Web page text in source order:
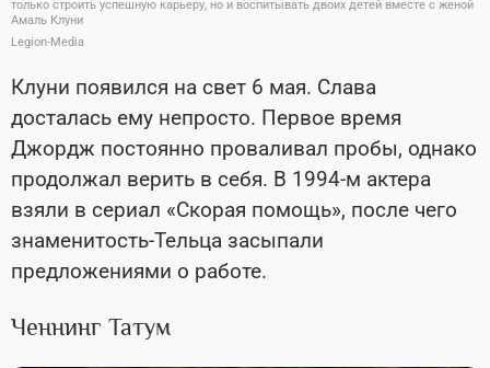
только строить успешную карьеру, но и воспитывать двоих детей вместе с женой
Амаль Клуни
Legion-Media
Клуни появился на свет 6 мая. Слава
досталась ему непросто. Первое время
Джордж постоянно проваливал пробы, однако
продолжал верить в себя. В 1994-м актера
взяли в сериал «Скорая помощь», после чего
знаменитость-Тельца засыпали
предложениями о работе.
Ченнинг Татум